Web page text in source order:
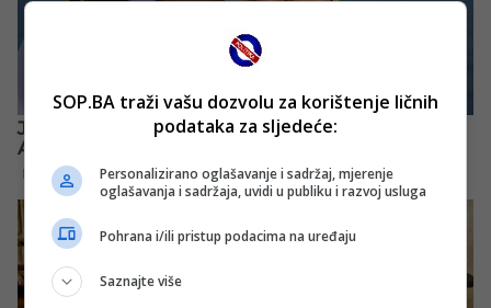
SOP.BA traži vašu dozvolu za korištenje ličnih
podataka za sljedeće:
Personalizirano oglašavanje i sadržaj, mjerenje
oglašavanja i sadržaja, uvidi u publiku i razvoj usluga
Pohrana i/ili pristup podacima na uređaju
Saznajte više